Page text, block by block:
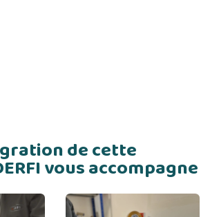
de cette
vous accompagne